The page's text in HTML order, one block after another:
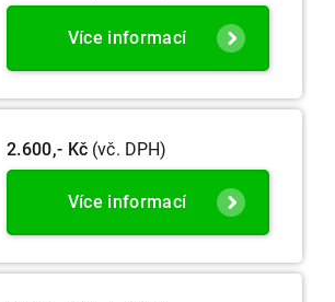
Více informací
2.600,- Kč (vč. DPH)
Více informací